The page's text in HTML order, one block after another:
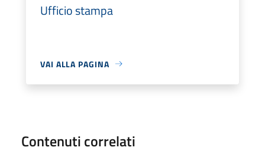
Ufficio stampa
VAI ALLA PAGINA
Contenuti correlati